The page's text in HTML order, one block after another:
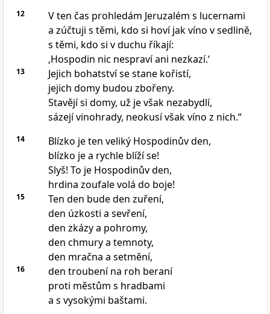
12
V ten čas prohledám Jeruzalém s lucernami
a zúčtuji s těmi, kdo si hoví jak víno v sedlině,
s těmi, kdo si v duchu říkají:
‚Hospodin nic nespraví ani nezkazí.‘
13
Jejich bohatství se stane kořistí,
jejich domy budou zbořeny.
Stavějí si domy, už je však nezabydlí,
sázejí vinohrady, neokusí však víno z nich.“
14
Blízko je ten veliký Hospodinův den,
blízko je a rychle blíží se!
Slyš! To je Hospodinův den,
hrdina zoufale volá do boje!
15
Ten den bude den zuření,
den úzkosti a sevření,
den zkázy a pohromy,
den chmury a temnoty,
den mračna a setmění,
16
den troubení na roh beraní
proti městům s hradbami
a s vysokými baštami.